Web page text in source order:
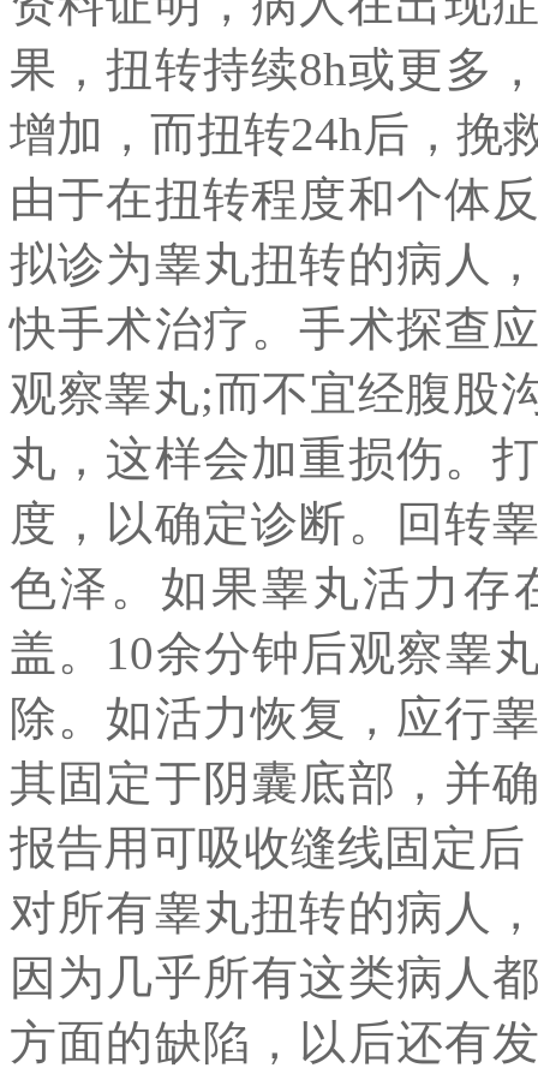
果，扭转持续8h或更多
增加，而扭转24h后，挽
由于在扭转程度和个体
拟诊为睾丸扭转的病人
快手术治疗。手术探查
观察睾丸;而不宜经腹股
丸，这样会加重损伤。
度，以确定诊断。回转
色泽。如果睾丸活力存
盖。10余分钟后观察睾
除。如活力恢复，应行
其固定于阴囊底部，并
报告用可吸收缝线固定
对所有睾丸扭转的病人
因为几乎所有这类病人
方面的缺陷，以后还有